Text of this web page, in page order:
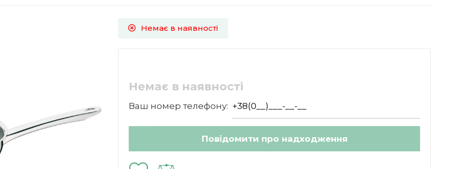
Немає в наявності
Немає в наявності
Ваш номер телефону: